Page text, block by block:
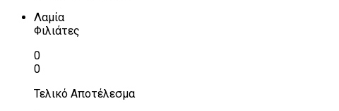
Λαμία
Φιλιάτες
0
0
Τελικό Αποτέλεσμα